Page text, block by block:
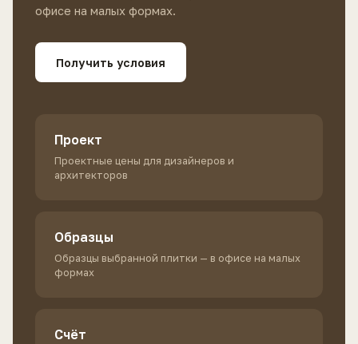
офисе на малых формах.
Получить условия
Проект
Проектные цены для дизайнеров и
архитекторов
Образцы
Образцы выбранной плитки — в офисе на малых
формах
Счёт